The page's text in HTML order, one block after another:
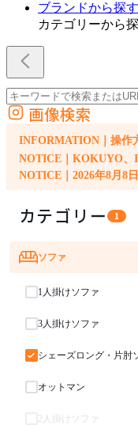
ブランドから探す
カテゴリーから
外部サイトの商品をカートに追
他のサイトで見つけた商品ページの
画像検索
INFORMATION｜操作
NOTICE｜KOKUYO、
NOTICE｜2026年8月8
カテゴリー 1
ソファ
1人掛けソファ
3人掛けソファ
シェーズロング・片肘
オットマン
2人掛けソファ